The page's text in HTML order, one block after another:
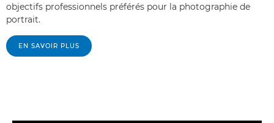
objectifs professionnels préférés pour la photographie de
portrait.
EN SAVOIR PLUS